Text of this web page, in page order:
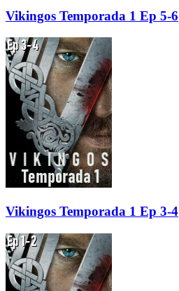
Vikingos Temporada 1 Ep 5-6
Vikingos Temporada 1 Ep 3-4